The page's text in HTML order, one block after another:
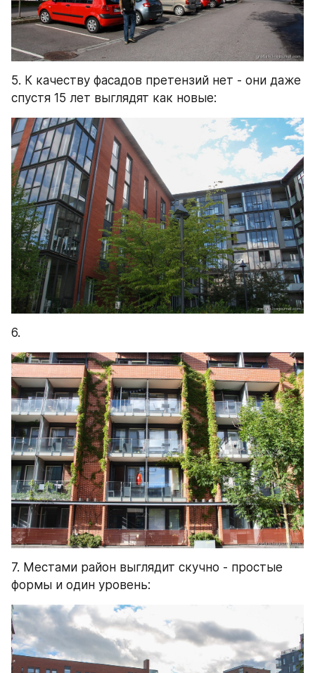
5. К качеству фасадов претензий нет - они даже
спустя 15 лет выглядят как новые:
6.
7. Местами район выглядит скучно - простые
формы и один уровень: